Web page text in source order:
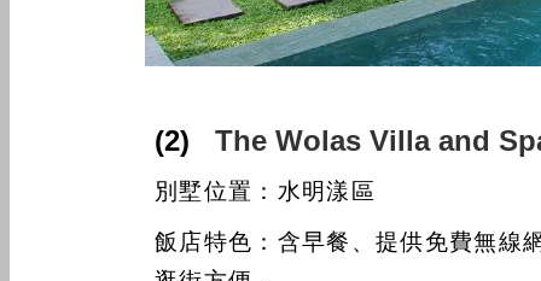
(2) The Wolas Villa and
別墅位置：水明漾區
飯店特色：含早餐、提供免費無線